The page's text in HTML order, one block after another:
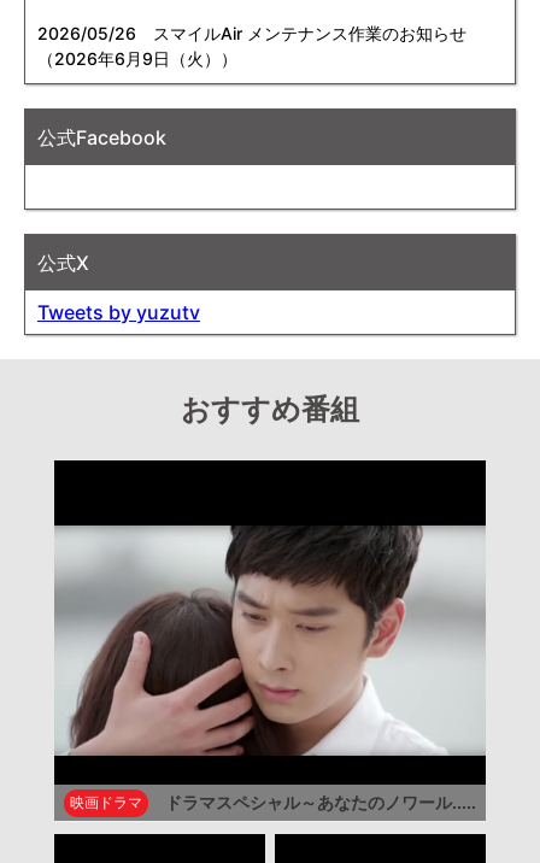
2026/05/26 スマイルAir メンテナンス作業のお知らせ
（2026年6月9日（火））
公式Facebook
公式X
Tweets by yuzutv
おすすめ番組